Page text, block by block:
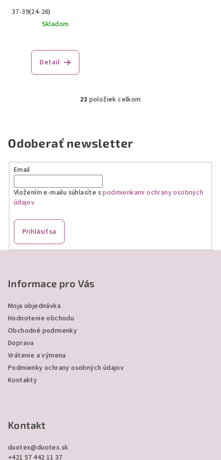
37-39(24-26)
Skladom
Detail
O
á
d
a
e
y
23 položiek celkom
Odoberať newsletter
Email
Vložením e-mailu súhlasíte spodmienkami ochrany osobných
údajov
Prihlásiť sa
Informace pro Vás
Moja objednávka
Hodnotenie obchodu
Obchodné podmienky
Doprava
Vrátenie a výmena
Podmienky ochrany osobných údajov
Kontakty
Kontakt
duotex@duotex.sk
+421 57 442 11 37